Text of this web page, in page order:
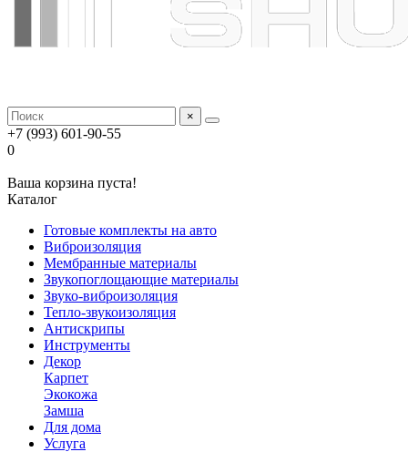
×
+7 (993) 601-90-55
0
Ваша корзина пуста!
Каталог
Готовые комплекты на авто
Виброизоляция
Мембранные материалы
Звукопоглощающие материалы
Звуко-виброизоляция
Тепло-звукоизоляция
Антискрипы
Инструменты
Декор
Карпет
Экокожа
Замша
Для дома
Услуга